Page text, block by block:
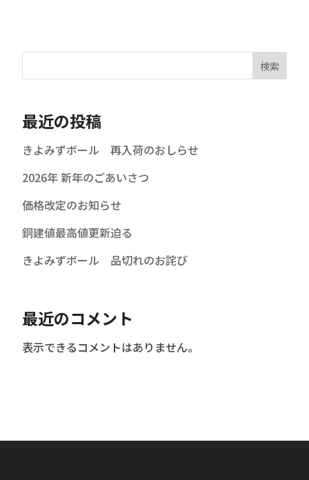
検索
最近の投稿
きよみずボール 再入荷のおしらせ
2026年 新年のごあいさつ
価格改定のお知らせ
銅建値最高値更新迫る
きよみずボール 品切れのお詫び
最近のコメント
表示できるコメントはありません。